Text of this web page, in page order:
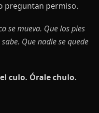
preguntan permiso.
se mueva. Que los pies
Que nadie se quede
culo. Órale chulo.